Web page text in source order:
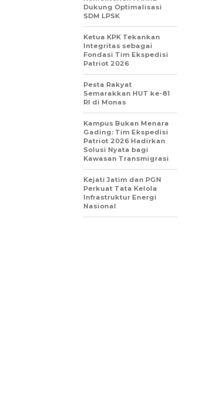
Dukung Optimalisasi
SDM LPSK
Ketua KPK Tekankan
Integritas sebagai
Fondasi Tim Ekspedisi
Patriot 2026
Pesta Rakyat
Semarakkan HUT ke-81
RI di Monas
Kampus Bukan Menara
Gading: Tim Ekspedisi
Patriot 2026 Hadirkan
Solusi Nyata bagi
Kawasan Transmigrasi
Kejati Jatim dan PGN
Perkuat Tata Kelola
Infrastruktur Energi
Nasional